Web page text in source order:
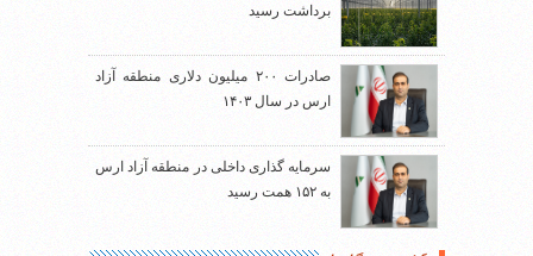
برداشت رسید
صادرات ۲۰۰ میلیون دلاری منطقه آزاد
ارس در سال ۱۴۰۳
سرمایه گذاری داخلی در منطقه آزاد ارس
به ۱۵۲ همت رسید